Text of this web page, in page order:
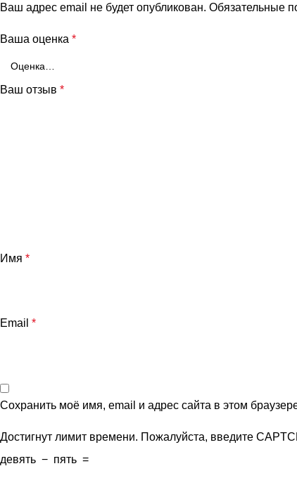
Ваш адрес email не будет опубликован. Обязательные
Ваша оценка *
Ваш отзыв *
Имя *
Email *
Сохранить моё имя, email и адрес сайта в этом
Достигнут лимит времени. Пожалуйста, введите
девять − пять =